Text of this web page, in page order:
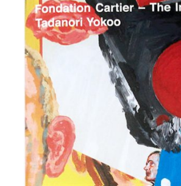
#路地裏てぃーん。 #MONTHLY
#GH 銘品の所以 #フイナムの
#Commune H #FOCUS IT
#ととけん #FASHION #MUSIC
#LIFESTYLE #SNEAKER
#SPORTS #HANDSOME